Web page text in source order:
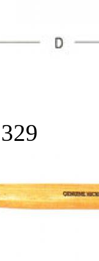
329